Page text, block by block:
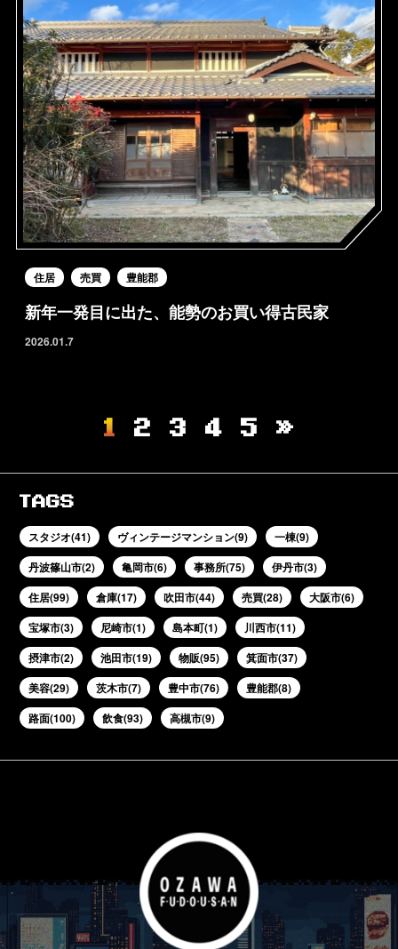
住居 売買 豊能郡
新年一発目に出た、能勢のお買い得古民家
2026.01.7
1 2 3 4 5 »
TAGS
スタジオ(41) ヴィンテージマンション(9)
一棟(9)
丹波篠山市(2)
亀岡市(6) 事務所(75)
伊丹市(3)
住居(99)
倉庫(17) 吹田市(44) 売買(28)
大阪市(6)
宝塚市(3)
尼崎市(1) 島本町(1)
川西市(11)
摂津市(2)
池田市(19) 物販(95)
箕面市(37)
美容(29)
茨木市(7) 豊中市(76)
豊能郡(8)
路面(100)
飲食(93) 高槻市(9)